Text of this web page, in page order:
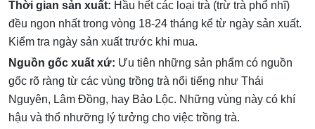
Thời gian sản xuất: Hầu hết các loại trà (trừ trà phổ nhĩ)
đều ngon nhất trong vòng 18-24 tháng kể từ ngày sản xuất.
Kiểm tra ngày sản xuất trước khi mua.
Nguồn gốc xuất xứ: Ưu tiên những sản phẩm có nguồn
gốc rõ ràng từ các vùng trồng trà nổi tiếng như Thái
Nguyên, Lâm Đồng, hay Bảo Lộc. Những vùng này có khí
hậu và thổ nhưỡng lý tưởng cho việc trồng trà.